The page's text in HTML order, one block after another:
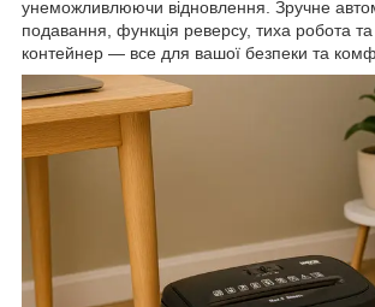
унеможливлюючи відновлення. Зручне
подавання, функція реверсу, тиха робота
контейнер — все для вашої безпеки та